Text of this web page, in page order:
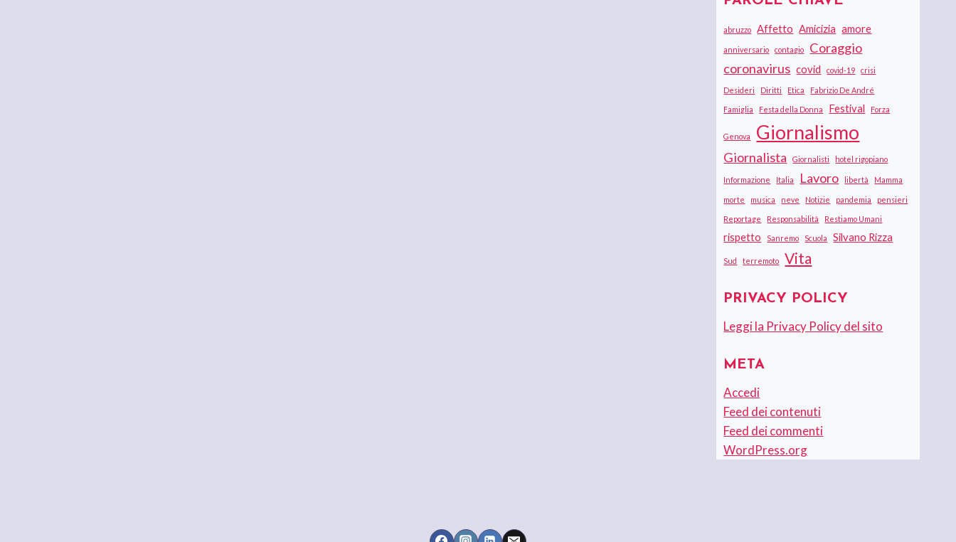
abruzzo Affetto Amicizia amore
anniversario contagio
Coraggio
coronavirus covid covid-19 crisi
Desideri Diritti Etica Fabrizio De André
Famiglia Festa della Donna Festival Forza
Genova Giornalismo
Giornalista Giornalisti hotel rigopiano
Informazione Italia Lavoro libertà Mamma
morte musica neve Notizie pandemia pensieri
Reportage Responsabilità Restiamo Umani
rispetto Sanremo Scuola Silvano Rizza
Sud terremoto Vita
PRIVACY POLICY
Leggi la Privacy Policy del sito
META
Accedi
Feed dei contenuti
Feed dei commenti
WordPress.org